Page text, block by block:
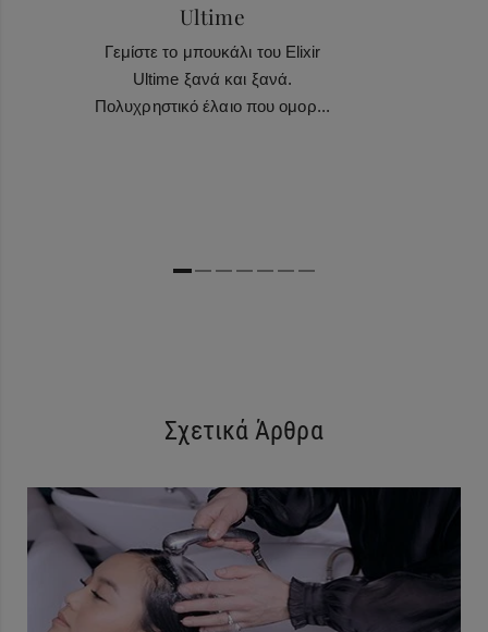
Ultime
Γεμίστε το μπουκάλι του Elixir
Ultime ξανά και ξανά.
Πολυχρηστικό έλαιο που ομορ...
Σχετικά Άρθρα